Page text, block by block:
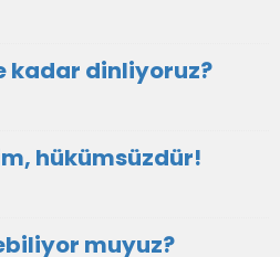
kadar dinliyoruz?
hükümsüzdür!
muyuz?